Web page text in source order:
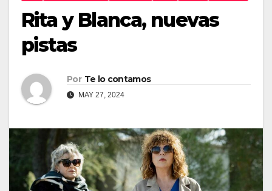
Rita y Blanca, nuevas
pistas
Por Te lo contamos
MAY 27, 2024